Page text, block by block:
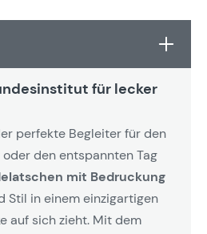
für lecker
perfekte Begleiter für den
den entspannten Tag
mit Bedruckung
Stil in einem einzigartigen
auf sich zieht. Mit dem